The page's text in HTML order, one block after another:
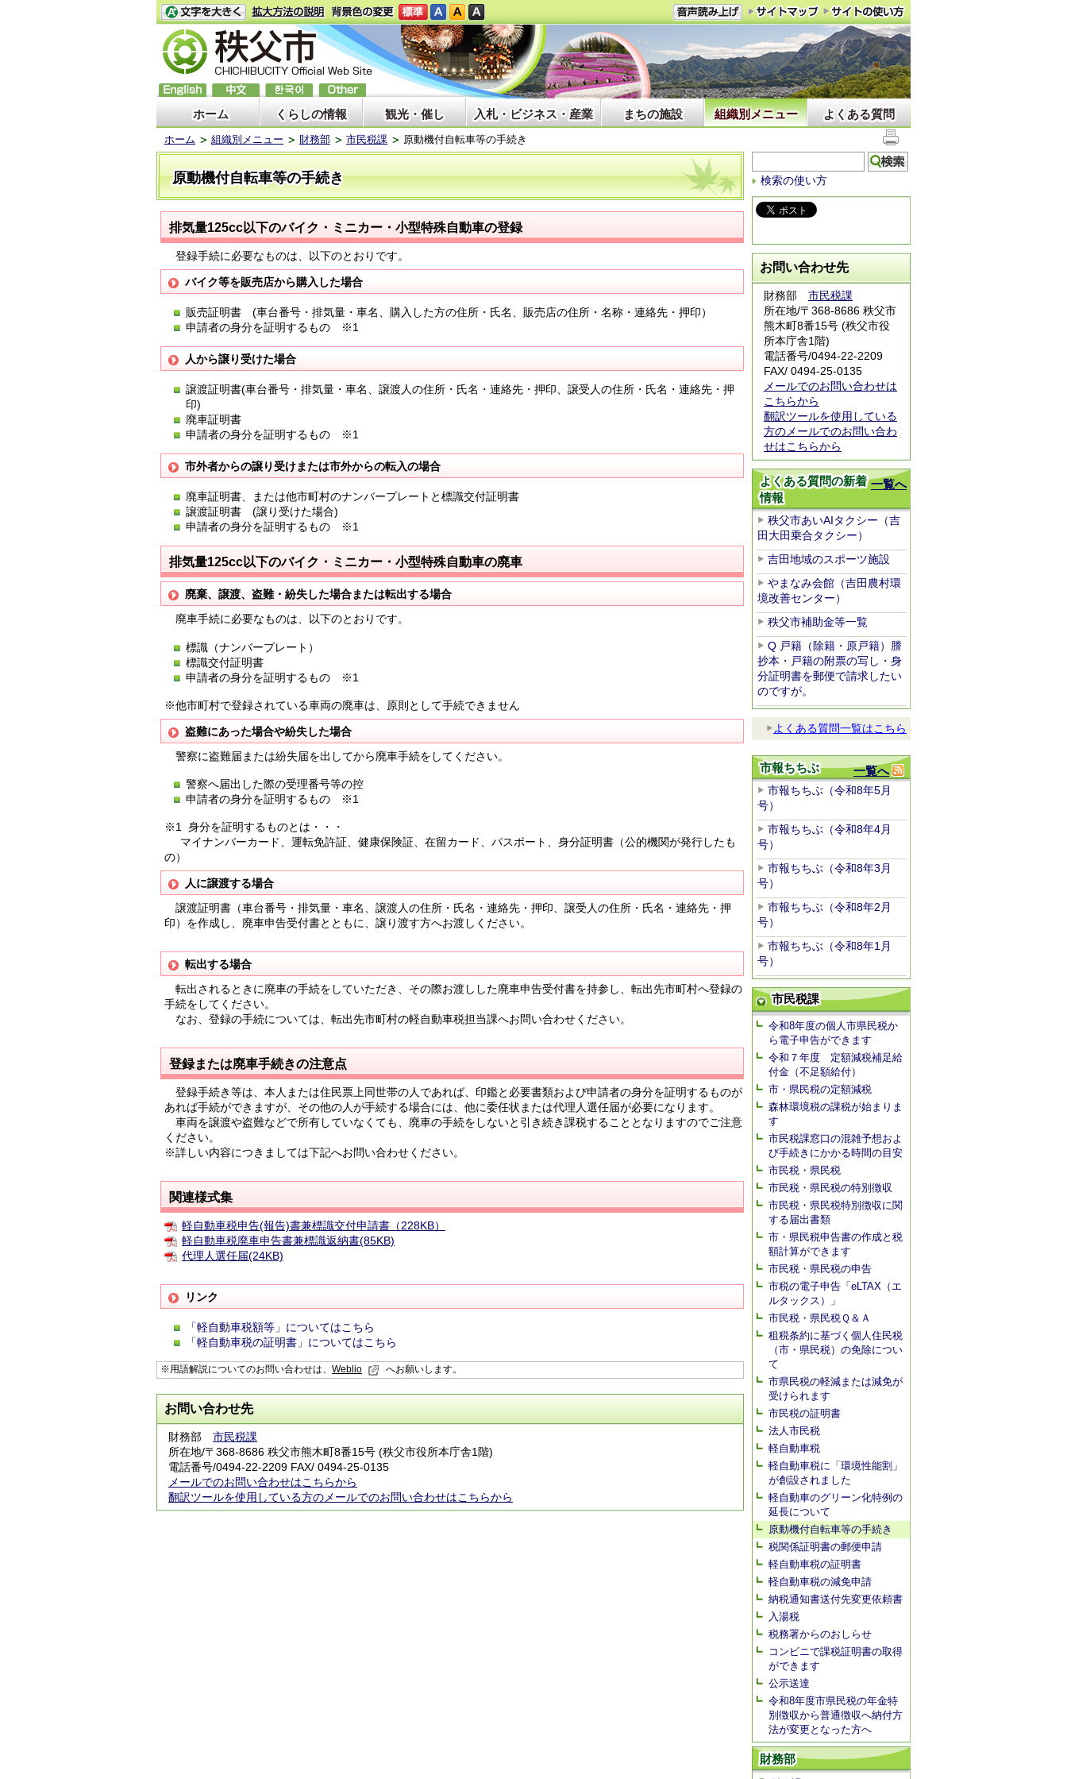
ホーム くらしの情報 観光・催し 入札・ビジネス・産業 まちの施設 組織別メニュー よくある質問
ホーム 組織別メニュー 財務部 市民税課 原動機付自転車等の手続き
原動機付自転車等の手続き
排気量125cc以下のバイク・ミニカー・小型特殊自動車の登録
登録手続に必要なものは、以下のとおりです。
バイク等を販売店から購入した場合
販売証明書 (車台番号・排気量・車名、購入した方の住所・氏名、販売店の住所・名称・連絡先・押印）
申請者の身分を証明するもの ※1
人から譲り受けた場合
譲渡証明書(車台番号・排気量・車名、譲渡人の住所・氏名・連絡先・押印、譲受人の住所・氏名・連絡先・押
印)
廃車証明書
申請者の身分を証明するもの ※1
市外者からの譲り受けまたは市外からの転入の場合
廃車証明書、または他市町村のナンバープレートと標識交付証明書
譲渡証明書 (譲り受けた場合)
申請者の身分を証明するもの ※1
排気量125cc以下のバイク・ミニカー・小型特殊自動車の廃車
廃棄、譲渡、盗難・紛失した場合または転出する場合
廃車手続に必要なものは、以下のとおりです。
標識（ナンバープレート）
標識交付証明書
申請者の身分を証明するもの ※1
※他市町村で登録されている車両の廃車は、原則として手続できません
盗難にあった場合や紛失した場合
警察に盗難届または紛失届を出してから廃車手続をしてください。
警察へ届出した際の受理番号等の控
申請者の身分を証明するもの ※1
※1 身分を証明するものとは・・・
マイナンバーカード、運転免許証、健康保険証、在留カード、パスポート、身分証明書（公的機関が発行したも
の）
人に譲渡する場合
譲渡証明書（車台番号・排気量・車名、譲渡人の住所・氏名・連絡先・押印、譲受人の住所・氏名・連絡先・押
印）を作成し、廃車申告受付書とともに、譲り渡す方へお渡しください。
転出する場合
転出されるときに廃車の手続をしていただき、その際お渡しした廃車申告受付書を持参し、転出先市町村へ登録の
手続をしてください。
なお、登録の手続については、転出先市町村の軽自動車税担当課へお問い合わせください。
登録または廃車手続きの注意点
登録手続き等は、本人または住民票上同世帯の人であれば、印鑑と必要書類および申請者の身分を証明するものが
あれば手続ができますが、その他の人が手続する場合には、他に委任状または代理人選任届が必要になります。
車両を譲渡や盗難などで所有していなくても、廃車の手続をしないと引き続き課税することとなりますのでご注意
ください。
※詳しい内容につきましては下記へお問い合わせください。
関連様式集
軽自動車税申告(報告)書兼標識交付申請書（228KB）
軽自動車税廃車申告書兼標識返納書(85KB)
代理人選任届(24KB)
リンク
「軽自動車税額等」についてはこちら
「軽自動車税の証明書」についてはこちら
※用語解説についてのお問い合わせは、 Weblio へお願いします。
お問い合わせ先
財務部 市民税課
所在地/〒368-8686 秩父市熊木町8番15号 (秩父市役所本庁舎1階)
電話番号/0494-22-2209 FAX/ 0494-25-0135
メールでのお問い合わせはこちらから
翻訳ツールを使用している方のメールでのお問い合わせはこちらから
検索の使い方
お問い合わせ先
財務部 市民税課
所在地/〒368-8686 秩父市
熊木町8番15号 (秩父市役
所本庁舎1階)
電話番号/0494-22-2209
FAX/ 0494-25-0135
メールでのお問い合わせは
こちらから
翻訳ツールを使用している
方のメールでのお問い合わ
せはこちらから
一覧へ
よくある質問の新着
情報
秩父市あいAIタクシー（吉
田大田乗合タクシー）
吉田地域のスポーツ施設
やまなみ会館（吉田農村環
境改善センター）
秩父市補助金等一覧
Q 戸籍（除籍・原戸籍）謄
抄本・戸籍の附票の写し・身
分証明書を郵便で請求したい
のですが。
よくある質問一覧はこちら
一覧へ
市報ちちぶ
市報ちちぶ（令和8年5月
号）
市報ちちぶ（令和8年4月
号）
市報ちちぶ（令和8年3月
号）
市報ちちぶ（令和8年2月
号）
市報ちちぶ（令和8年1月
号）
市民税課
令和8年度の個人市県民税か
ら電子申告ができます
令和７年度 定額減税補足給
付金（不足額給付）
市・県民税の定額減税
森林環境税の課税が始まりま
す
市民税課窓口の混雑予想およ
び手続きにかかる時間の目安
市民税・県民税
市民税・県民税の特別徴収
市民税・県民税特別徴収に関
する届出書類
市・県民税申告書の作成と税
額計算ができます
市民税・県民税の申告
市税の電子申告「eLTAX（エ
ルタックス）」
市民税・県民税Ｑ＆Ａ
租税条約に基づく個人住民税
（市・県民税）の免除につい
て
市県民税の軽減または減免が
受けられます
市民税の証明書
法人市民税
軽自動車税
軽自動車税に「環境性能割」
が創設されました
軽自動車のグリーン化特例の
延長について
原動機付自転車等の手続き
税関係証明書の郵便申請
軽自動車税の証明書
軽自動車税の減免申請
納税通知書送付先変更依頼書
入湯税
税務署からのおしらせ
コンビニで課税証明書の取得
ができます
公示送達
令和8年度市県民税の年金特
別徴収から普通徴収へ納付方
法が変更となった方へ
財務部